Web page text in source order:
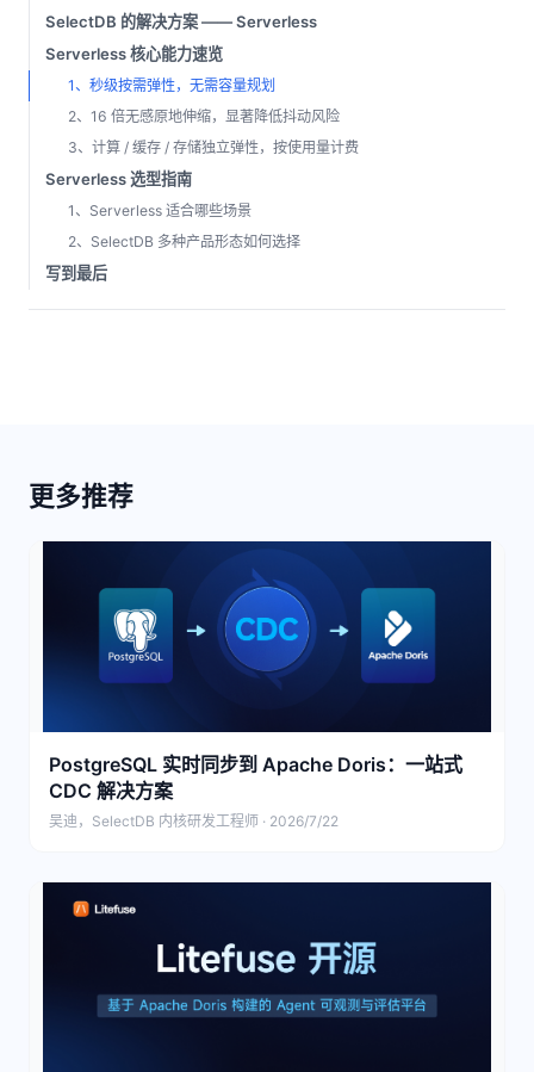
SelectDB 的解决方案 —— Serverless
Serverless 核心能力速览
1、秒级按需弹性，无需容量规划
2、16 倍无感原地伸缩，显著降低抖动风险
3、计算 / 缓存 / 存储独立弹性，按使用量计费
Serverless 选型指南
1、Serverless 适合哪些场景
2、SelectDB 多种产品形态如何选择
写到最后
更多推荐
PostgreSQL 实时同步到 Apache Doris：一站式
CDC 解决方案
吴迪，SelectDB 内核研发工程师 · 2026/7/22